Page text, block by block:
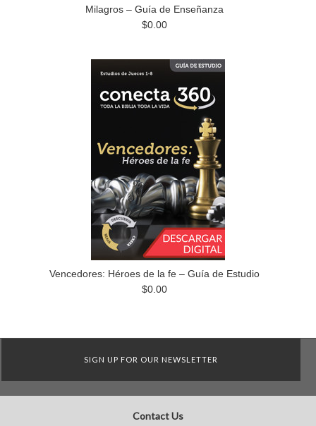
Milagros – Guía de Enseñanza
$0.00
Vencedores: Héroes de la fe – Guía de Estudio
$0.00
SIGN UP FOR OUR NEWSLETTER
Contact Us